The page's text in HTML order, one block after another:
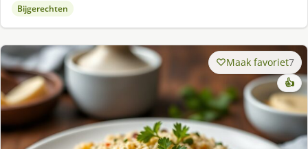
Bijgerechten
Maak favoriet7
👍